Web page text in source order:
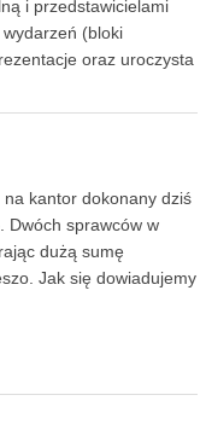
i przedstawicielami
(bloki
oraz uroczysta
kantor dokonany dziś
Dwóch sprawców w
dużą sumę
Jak się dowiadujemy